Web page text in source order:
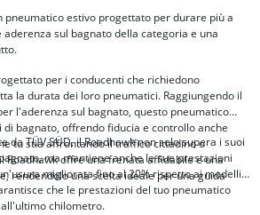
pneumatico estivo progettato per durare più a
sul bagnato della categoria e una
per i conducenti che richiedono
la durata dei loro pneumatici. Raggiungendo il
l'aderenza sul bagnato, questo pneumatico
bagnato, offrendo fiducia e controllo anche
tu stia affrontando il traffico cittadino o
Roadhawk offre una frenata affidabile e una
rendendolo una scelta ideale per una guida
da TÜV SÜD, il Roadhawk non solo supera i suoi
ma mantiene anche le sue prestazioni
migliorata fino al 20% rispetto ai modelli
che le prestazioni del tuo pneumatico
chilometro.